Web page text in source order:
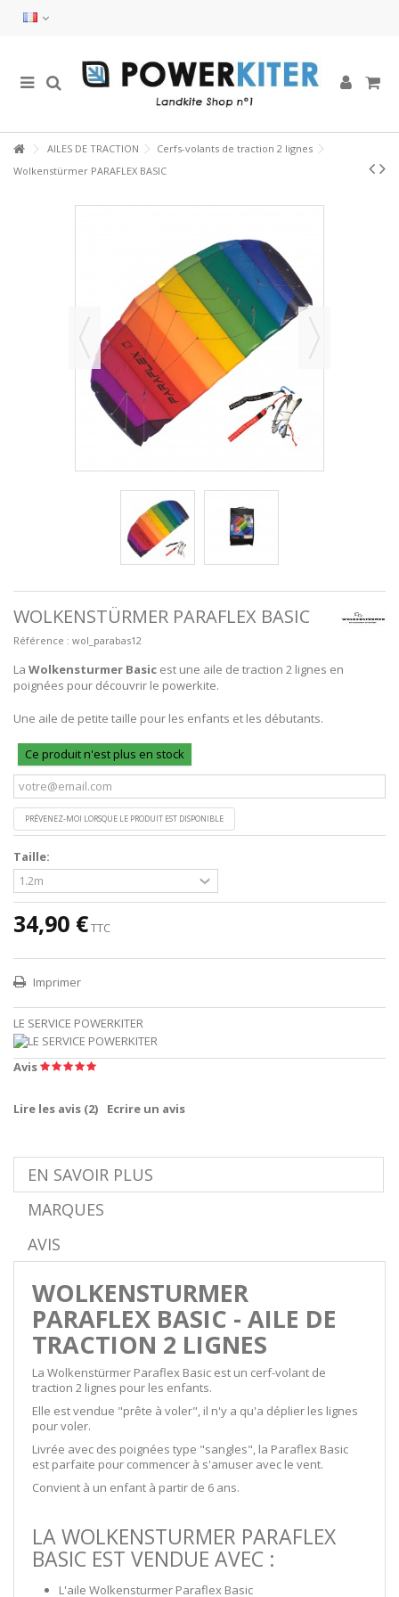
AILES DE TRACTION
Cerfs-volants de traction 2 lignes
Wolkenstürmer PARAFLEX BASIC
WOLKENSTÜRMER PARAFLEX BASIC
Référence : wol_parabas12
La Wolkensturmer Basic est une aile de traction 2 lignes en
poignées pour découvrir le powerkite.
Une aile de petite taille pour les enfants et les débutants.
Ce produit n'est plus en stock
PRÉVENEZ-MOI LORSQUE LE PRODUIT EST DISPONIBLE
Taille:
34,90 €TTC
Imprimer
LE SERVICE POWERKITER
Avis
Lire les avis (2) Ecrire un avis
EN SAVOIR PLUS
MARQUES
AVIS
WOLKENSTURMER
PARAFLEX BASIC - AILE DE
TRACTION 2 LIGNES
La Wolkenstürmer Paraflex Basic est un cerf-volant de
traction 2 lignes pour les enfants.
Elle est vendue "prête à voler", il n'y a qu'a déplier les lignes
pour voler.
Livrée avec des poignées type "sangles", la Paraflex Basic
est parfaite pour commencer à s'amuser avec le vent.
Convient à un enfant à partir de 6 ans.
LA WOLKENSTURMER PARAFLEX
BASIC EST VENDUE AVEC :
L'aile Wolkensturmer Paraflex Basic